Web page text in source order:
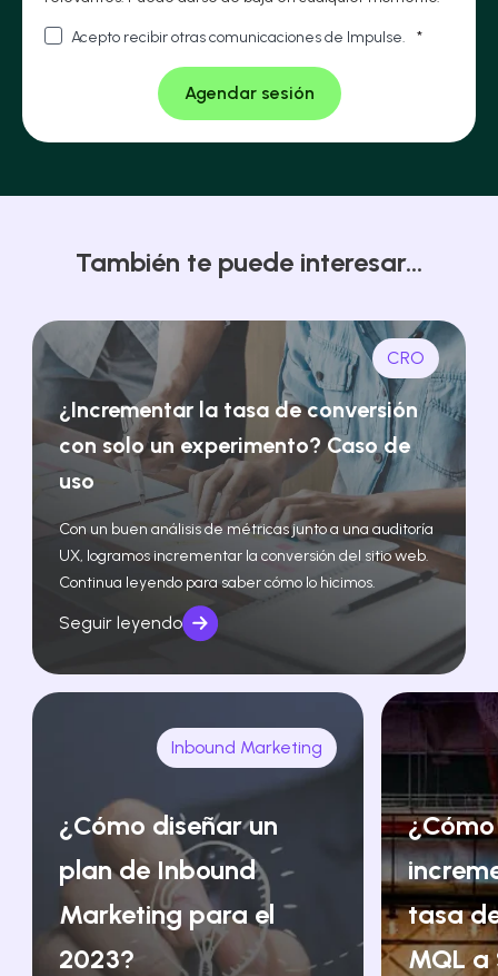
Acepto recibir otras comunicaciones de Impulse. *
También te puede interesar...
CRO
¿Incrementar la tasa de conversión
con solo un experimento? Caso de
uso
Con un buen análisis de métricas junto a una auditoría
UX, logramos incrementar la conversión del sitio web.
Continua leyendo para saber cómo lo hicimos.
Seguir leyendo
Inbound Marketing
¿Cómo diseñar un
plan de Inbound
Marketing para el
2023?
¿Cómo
tasa
MQL a